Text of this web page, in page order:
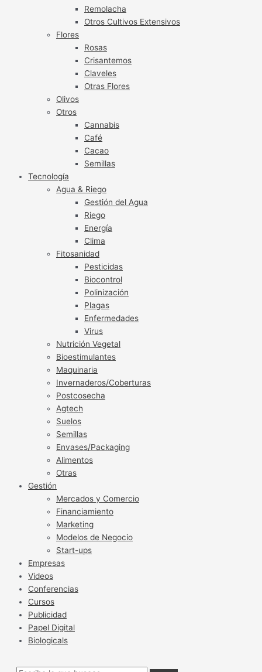
Remolacha
Otros Cultivos Extensivos
Flores
Rosas
Crisantemos
Claveles
Otras Flores
Olivos
Otros
Cannabis
Café
Cacao
Semillas
Tecnología
Agua & Riego
Gestión del Agua
Riego
Energía
Clima
Fitosanidad
Pesticidas
Biocontrol
Polinización
Plagas
Enfermedades
Virus
Nutrición Vegetal
Bioestimulantes
Maquinaria
Invernaderos/Coberturas
Postcosecha
Agtech
Suelos
Semillas
Envases/Packaging
Alimentos
Otras
Gestión
Mercados y Comercio
Financiamiento
Marketing
Modelos de Negocio
Start-ups
Empresas
Videos
Conferencias
Cursos
Publicidad
Papel Digital
Biologicals